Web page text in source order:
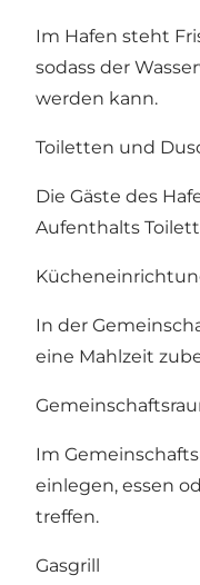
Im Hafen steht
sodass der
werden kann.
Toiletten und
Die Gäste des
Aufenthalts
In der
eine Mahlzeit
Im
einlegen, essen
treffen.
Gasgrill